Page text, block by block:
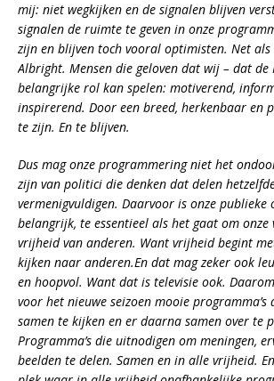
mij: niet wegkijken en de signalen blijven
signalen de ruimte te geven in onze
zijn en blijven toch vooral optimisten. Net als
Albright. Mensen die geloven dat wij – dat de
belangrijke rol kan spelen: motiverend,
inspirerend. Door een breed, herkenbaar en
te zijn. En te blijven.
Dus mag onze programmering niet het
zijn van politici die denken dat delen
vermenigvuldigen. Daarvoor is onze publieke
belangrijk, te essentieel als het gaat om onze
vrijheid van anderen. Want vrijheid begint
kijken naar anderen.En dat mag zeker ook
en hoopvol. Want dat is televisie ook.
voor het nieuwe seizoen mooie
samen te kijken en er daarna samen over te
Programma’s die uitnodigen om meningen,
beelden te delen. Samen en in alle vrijheid.